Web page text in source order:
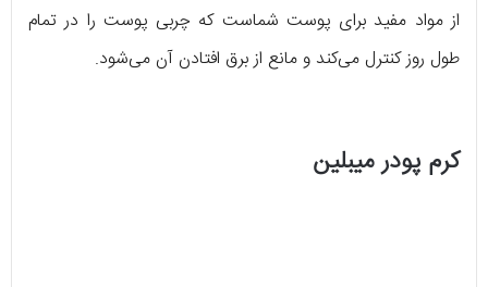
از مواد مفید برای پوست شماست که چربی پوست را در تمام
طول روز کنترل می‌کند و مانع از برق افتادن آن می‌شود.
کرم پودر میبلین